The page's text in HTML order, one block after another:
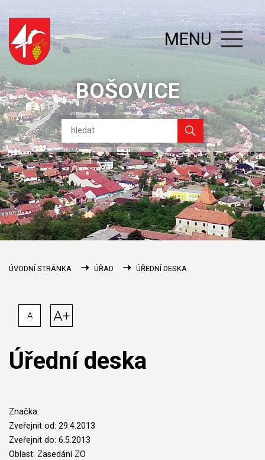
BOŠOVICE
MENU
ÚVODNÍ STRÁNKA ÚŘAD ÚŘEDNÍ DESKA
A A+
Úřední deska
Značka:
Zveřejnit od: 29.4.2013
Zveřejnit do: 6.5.2013
Oblast: Zasedání ZO